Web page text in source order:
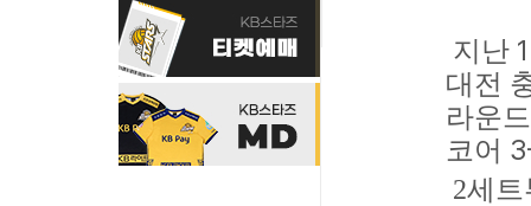
지난
대전
라운
코어
2세